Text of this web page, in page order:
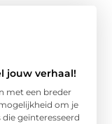
jouw verhaal!
met een breder
om je
geïnteresseerd